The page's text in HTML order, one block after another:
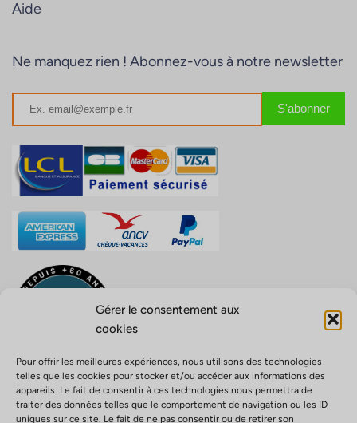
Gérer le consentement aux
cookies
Pour offrir les meilleures expériences, nous utilisons des technologies
telles que les cookies pour stocker et/ou accéder aux informations des
appareils. Le fait de consentir à ces technologies nous permettra de
traiter des données telles que le comportement de navigation ou les ID
uniques sur ce site. Le fait de ne pas consentir ou de retirer son
Aide
Ne manquez rien ! Abonnez-vous à notre newsletter